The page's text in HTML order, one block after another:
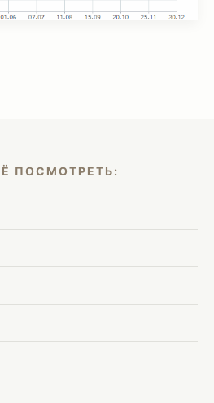
ПОСМОТРЕТЬ: